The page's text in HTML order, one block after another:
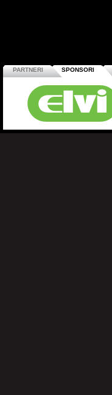
PARTNERI SPONSORI